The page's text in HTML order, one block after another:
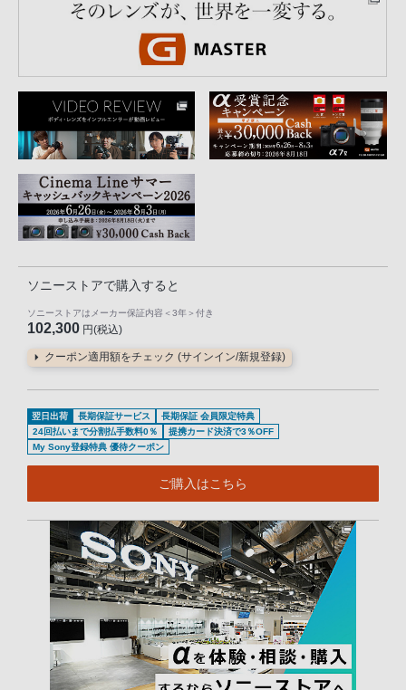
ソニーストアで購入すると
ソニーストアはメーカー保証内容 ＜3年＞ 付き
102,300 円(税込)
クーポン適用額をチェック (サインイン/新規登録)
翌日出荷 長期保証サービス
長期保証 会員限定特典
24回払いまで分割払手数料0％
提携カード決済で3％OFF
My Sony登録特典 優待クーポン
ご購入はこちら